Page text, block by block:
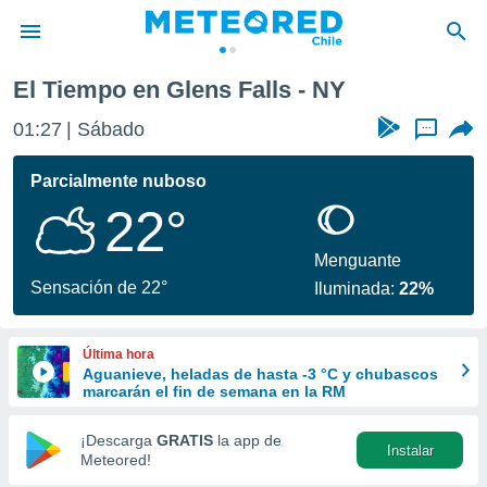
de
por
se
calidad.
a este
las
y
forma
digital
basada
El Tiempo en Glens Falls - NY
01:27 Sábado ...
Parcialmente nuboso
22°
Sensación de 22°
Menguante
Iluminada:22%
Última hora
Aguanieve, heladas de hasta -3 °C y chubascos
marcarán el fin de semana en la RM
¡Descarga GRATIS la app de
Meteored!
Instalar